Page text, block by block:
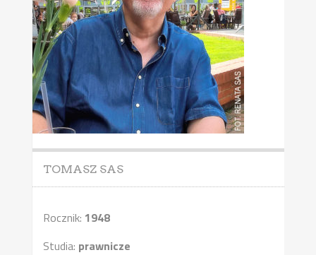
TOMASZ SAS
Rocznik: 1948
Studia: prawnicze